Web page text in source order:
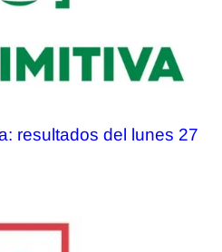
resultados del lunes 27